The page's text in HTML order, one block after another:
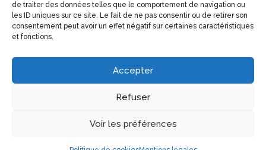
de traiter des données telles que le comportement de navigation ou
les ID uniques sur ce site. Le fait de ne pas consentir ou de retirer son
consentement peut avoir un effet négatif sur certaines caractéristiques
et fonctions.
Accepter
Refuser
Voir les préférences
© Association ORÉE 2026. Tous droits réservés.